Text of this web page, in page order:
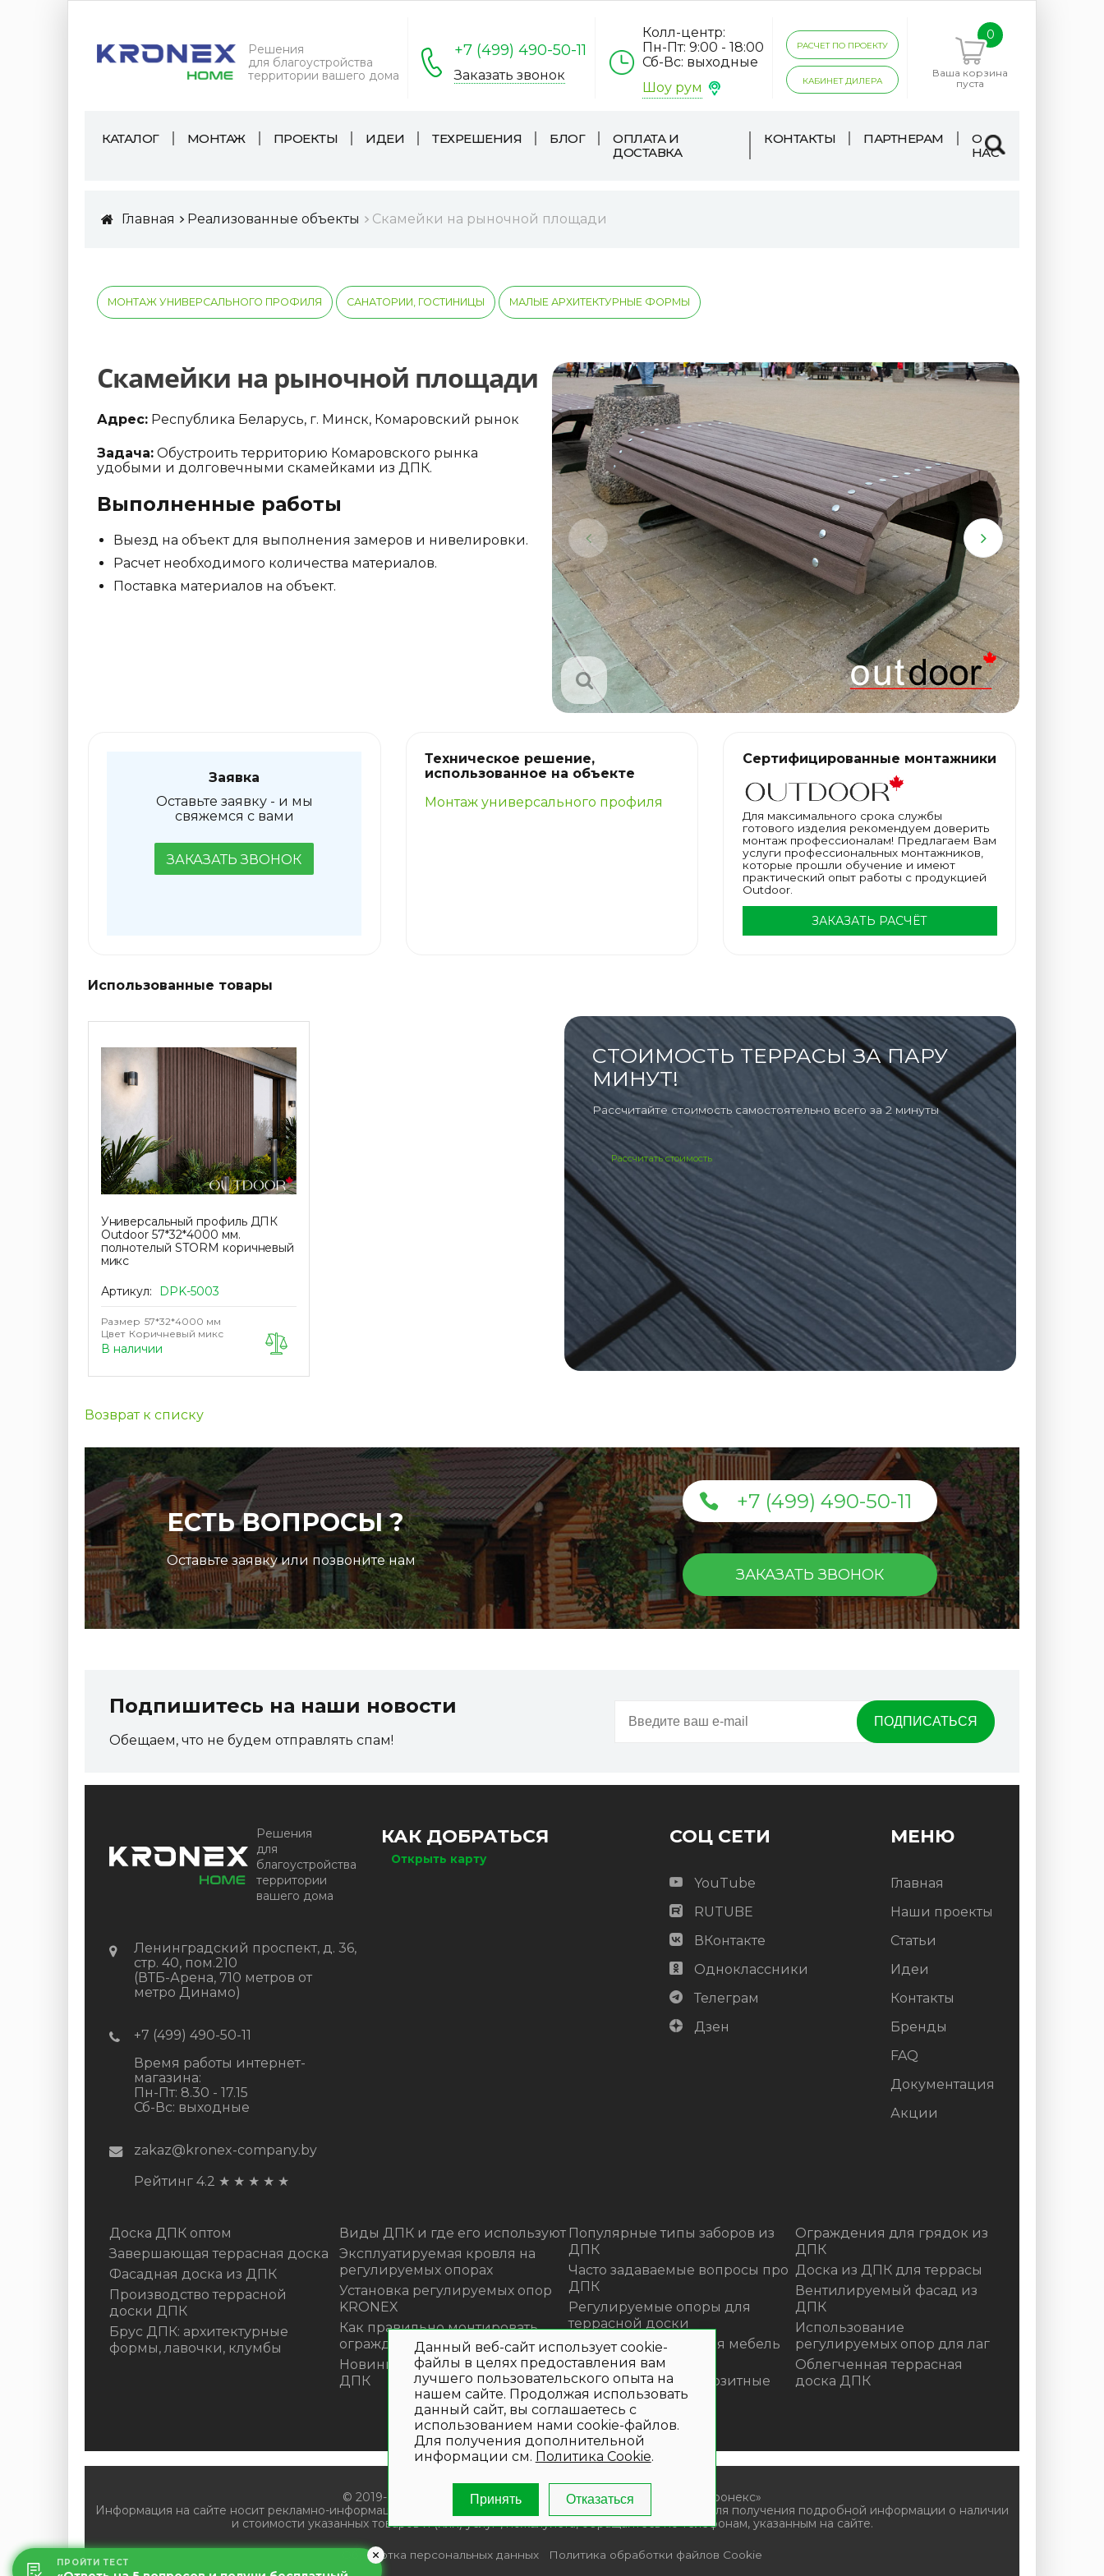
Решения
для благоустройства
территории вашего дома
+7 (499) 490-50-11
Заказать звонок
Колл-центр:
Пн-Пт: 9:00 - 18:00
Сб-Вс: выходные
Шоу рум
РАСЧЕТ ПО ПРОЕКТУ
КАБИНЕТ ДИЛЕРА
0
Ваша корзина
пуста
КАТАЛОГ МОНТАЖ ПРОЕКТЫ ИДЕИ ТЕХРЕШЕНИЯ БЛОГ
ОПЛАТА И
ДОСТАВКА
КОНТАКТЫ ПАРТНЕРАМ
О
НАС
Главная Реализованные объекты Скамейки на рыночной площади
МОНТАЖ УНИВЕРСАЛЬНОГО ПРОФИЛЯ САНАТОРИИ, ГОСТИНИЦЫ МАЛЫЕ АРХИТЕКТУРНЫЕ ФОРМЫ
Скамейки на рыночной площади
Адрес: Республика Беларусь, г. Минск, Комаровский рынок
Задача: Обустроить территорию Комаровского рынка
удобыми и долговечными скамейками из ДПК.
Выполненные работы
Выезд на объект для выполнения замеров и нивелировки.
Расчет необходимого количества материалов.
Поставка материалов на объект.
Заявка
Оставьте заявку - и мы
свяжемся с вами
ЗАКАЗАТЬ ЗВОНОК
Техническое решение,
использованное на объекте
Монтаж универсального профиля
Сертифицированные монтажники
Для максимального срока службы
готового изделия рекомендуем доверить
монтаж профессионалам! Предлагаем Вам
услуги профессиональных монтажников,
которые прошли обучение и имеют
практический опыт работы с продукцией
Outdoor.
ЗАКАЗАТЬ РАСЧЁТ
СТОИМОСТЬ ТЕРРАСЫ ЗА ПАРУ
МИНУТ!
Рассчитайте стоимость самостоятельно всего за 2 минуты
Рассчитать стоимость
Использованные товары
Универсальный профиль ДПК
Outdoor 57*32*4000 мм.
полнотелый STORM коричневый
микс
Артикул: DPK-5003
Размер 57*32*4000 мм
Цвет Коричневый микс
В наличии
Возврат к списку
ЕСТЬ ВОПРОСЫ ?
Оставьте заявку или позвоните нам
+7 (499) 490-50-11
ЗАКАЗАТЬ ЗВОНОК
Подпишитесь на наши новости
Обещаем, что не будем отправлять спам!
Решения
для
благоустройства
территории
вашего дома
Ленинградский проспект, д. 36,
стр. 40, пом.210
(ВТБ-Арена, 710 метров от
метро Динамо)
+7 (499) 490-50-11
Время работы интернет-
магазина:
Пн-Пт: 8.30 - 17.15
Сб-Вс: выходные
zakaz@kronex-company.by
Рейтинг 4.2 ★ ★ ★ ★ ★
КАК ДОБРАТЬСЯ
Открыть карту
СОЦ СЕТИ
YouTube
RUTUBE
ВКонтакте
Одноклассники
Телеграм
Дзен
МЕНЮ
Главная
Наши проекты
Статьи
Идеи
Контакты
Бренды
FAQ
Документация
Акции
Доска ДПК оптом
Завершающая террасная доска
Фасадная доска из ДПК
Производство террасной
доски ДПК
Брус ДПК: архитектурные
формы, лавочки, клумбы
Виды ДПК и где его используют
Эксплуатируемая кровля на
регулируемых опорах
Установка регулируемых опор
KRONEX
Как правильно монтировать
ограждения из ДПК?
Новинка! Моющее средство для
ДПК
Популярные типы заборов из
ДПК
Часто задаваемые вопросы про
ДПК
Регулируемые опоры для
террасной доски
Премиальная садовая мебель
из ротанга Outdoor
Нескользящие композитные
ступени
Ограждения для грядок из
ДПК
Доска из ДПК для террасы
Вентилируемый фасад из
ДПК
Использование
регулируемых опор для лаг
Облегченная террасная
доска ДПК
© 2019- 2026. Общество с ограниченной ответственностью «Кронекс»
Информация на сайте носит рекламно-информационный характер и не является публичной офертой. Для получения подробной информации о наличии
и стоимости указанных товаров и (или) услуг , пожалуйста, обращайтесь по телефонам, указанным на сайте.
Обработка персональных данных Политика обработки файлов Cookie
Данный веб-сайт использует cookie-
файлы в целях предоставления вам
лучшего пользовательского опыта на
нашем сайте. Продолжая использовать
данный сайт, вы соглашаетесь с
использованием нами cookie-файлов.
Для получения дополнительной
информации см. Политика Cookie.
Принять Отказаться
ПРОЙТИ ТЕСТ